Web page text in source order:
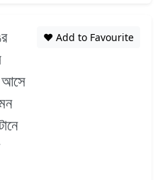
আসে
❤️ Add to Favourite